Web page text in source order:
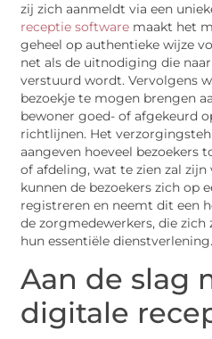
zij zich aanmeldt via een
receptie software maakt het
geheel op authentieke wijze
net als de uitnodiging die
verstuurd wordt. Vervolgens
bezoekje te mogen brengen
bewoner goed- of afgekeurd
richtlijnen. Het
aangeven hoeveel bezoekers
of afdeling, wat te zien zal zijn
kunnen de bezoekers zich op
registreren en neemt dit een
de zorgmedewerkers, die zich
hun essentiële dienstverlening.
Aan de slag
digitale